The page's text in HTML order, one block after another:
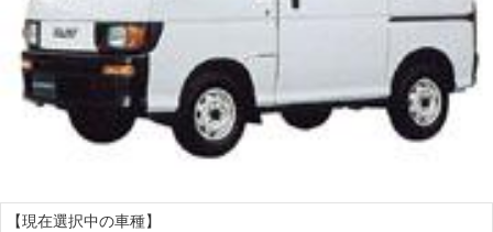
【現在選択中の車種】